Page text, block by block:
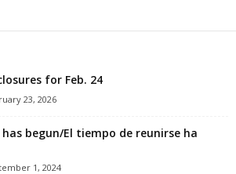
for Feb. 24
23, 2026
begun/El tiempo de reunirse ha
1, 2024